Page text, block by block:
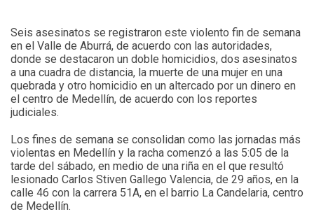
Seis asesinatos se registraron este violento fin de semana
en el Valle de Aburrá, de acuerdo con las autoridades,
donde se destacaron un doble homicidios, dos asesinatos
a una cuadra de distancia, la muerte de una mujer en una
quebrada y otro homicidio en un altercado por un dinero en
el centro de Medellín, de acuerdo con los reportes
judiciales.
Los fines de semana se consolidan como las jornadas más
violentas en Medellín y la racha comenzó a las 5:05 de la
tarde del sábado, en medio de una riña en el que resultó
lesionado Carlos Stiven Gallego Valencia, de 29 años, en la
calle 46 con la carrera 51A, en el barrio La Candelaria, centro
de Medellín.